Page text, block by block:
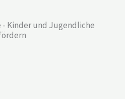
Kinder und Jugendliche